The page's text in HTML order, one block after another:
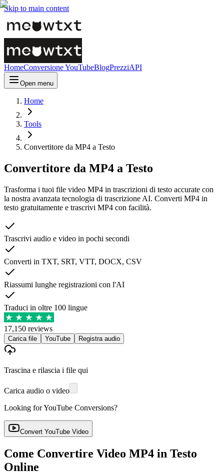
Skip to main content
HomeConversione YouTubeBlogPrezziAPI
Open menu
Home
Tools
Convertitore da MP4 a Testo
Convertitore da MP4 a Testo
Trasforma i tuoi file video MP4 in trascrizioni di testo accurate con
la nostra avanzata tecnologia di trascrizione AI. Converti MP4 in
testo gratuitamente e trascrivi MP4 con facilità.
Trascrivi audio e video in pochi secondi
Converti in TXT, SRT, VTT, DOCX, CSV
Riassumi lunghe registrazioni con l'AI
Traduci in oltre 100 lingue
17,150 reviews
Carica file YouTube Registra audio
Trascina e rilascia i file qui
Carica audio o video
Looking for YouTube Conversions?
Convert YouTube Video
Come Convertire Video MP4 in Testo
Online